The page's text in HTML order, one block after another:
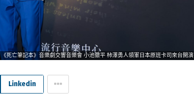
《死亡筆記本》音樂劇交響音樂會 小池徹平 柿澤勇人領軍日本原班卡司來台開演
Linkedin